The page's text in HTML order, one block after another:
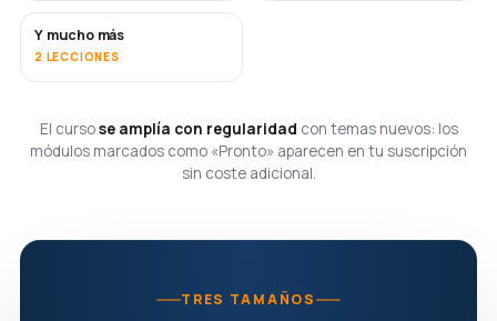
PRONTO
Y mucho más
2 LECCIONES
El cursose amplía con regularidad con temas nuevos: los
módulos marcados como «Pronto» aparecen en tu suscripción
sin coste adicional.
TRES TAMAÑOS